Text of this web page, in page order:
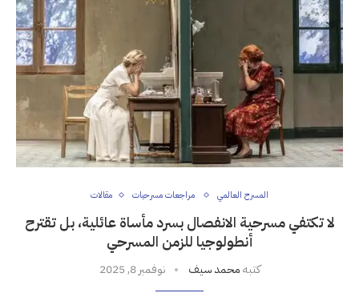
المسرح العالمي مراجعات مسرحيات مقالات
لا تكتفي مسرحية الانفصال بسرد مأساة عائلية، بل تقترح
أنطولوجيا للزمن المسرحي
كتبهمحمد سيف نوفمبر 8, 2025